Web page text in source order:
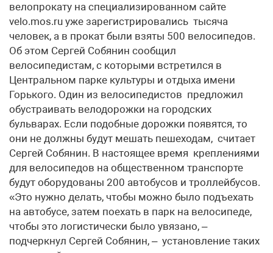
велопрокату на специализированном сайте
velo.mos.ru уже зарегистрировались тысяча
человек, а в прокат были взяты 500 велосипедов.
Об этом Сергей Собянин сообщил
велосипедистам, с которыми встретился в
Центральном парке культуры и отдыха имени
Горького. Один из велосипедистов предложил
обустраивать велодорожки на городских
бульварах. Если подобные дорожки появятся, то
они не должны будут мешать пешеходам, считает
Сергей Собянин. В настоящее время креплениями
для велосипедов на общественном транспорте
будут оборудованы 200 автобусов и троллейбусов.
«Это нужно делать, чтобы можно было подъехать
на автобусе, затем поехать в парк на велосипеде,
чтобы это логистически было увязано, –
подчеркнул Сергей Собянин, – установление таких